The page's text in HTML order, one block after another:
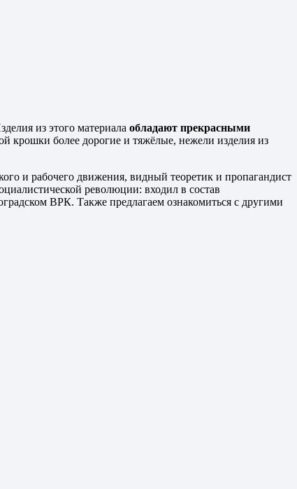
из этого материала обладают прекрасными
крошки более дорогие и тяжёлые, нежели изделия из
и рабочего движения, видный теоретик и пропагандист
революции: входил в состав
ВРК. Также предлагаем ознакомиться с другими